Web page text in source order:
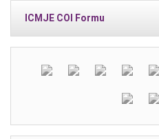
ICMJE COI Formu